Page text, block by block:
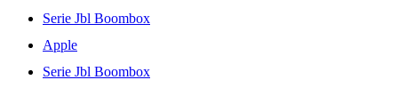
Serie Jbl Boombox
Apple
Serie Jbl Boombox